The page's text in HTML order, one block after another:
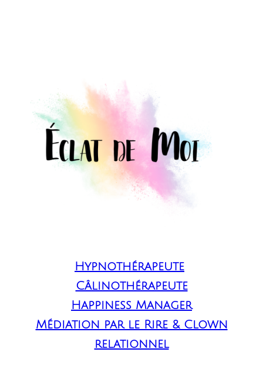
Hypnothérapeute
Câlinothérapeute
Happiness Manager
Médiation par le Rire & Clown
relationnel